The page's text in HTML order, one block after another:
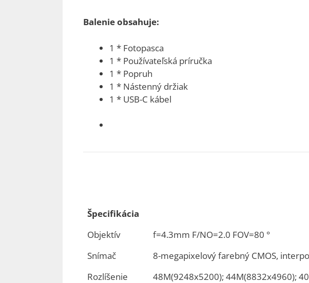
Balenie obsahuje:
1 * Fotopasca
1 * Používateľská príručka
1 * Popruh
1 * Nástenný držiak
1 * USB-C kábel
Špecifikácia
Objektív
f=4.3mm F/NO=2.0 FOV=80 °
Snímač
8-megapixelový farebný CMOS,
Rozlíšenie
48M(9248x5200); 44M(8832x4960);